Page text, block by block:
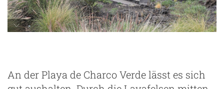
An der Playa de Charco Verde lässt es sich